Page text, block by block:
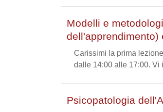
Modelli e
dell'apprendimento)
Carissimi la prima
dalle 14:00 alle 17:00. Vi
Psicopatologia